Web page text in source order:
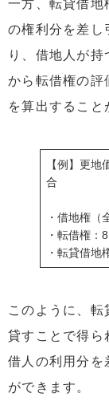
一方、転貸借地
の権利分を差し
り、借地人が
から転借権の評
を算出すること
【例】更
合
・借地権（
・転借権：
・転貸借地
このように、転
貸すことで得ら
借人の利用分を
ができます。